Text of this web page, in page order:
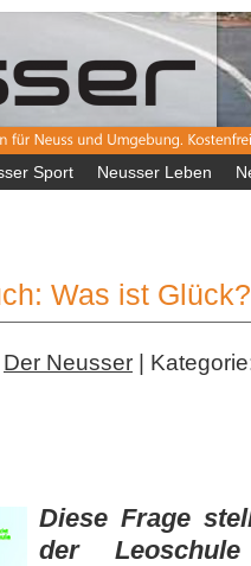
Sport Neusser Leben
Was ist Glück?
Der Neusser |
Diese Frage
der